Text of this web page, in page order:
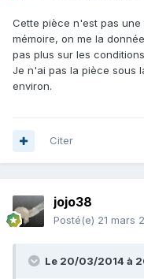
Cette pièce n'est pas
mémoire, on me la
pas plus sur les
Je n'ai pas la pièce sous
environ.
Citer
jojo38
Posté(e) 21 mars
Le 20/03/2014 à